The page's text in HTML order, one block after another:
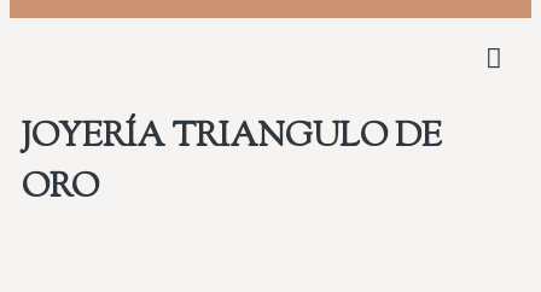
JOYERÍA TRIANGULO DE
ORO